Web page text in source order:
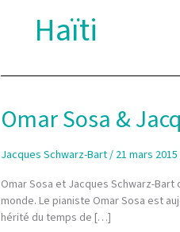
Haïti
Omar Sosa &
Jacques Schwarz-Bart/ 21 mars 2015
Omar Sosa et Jacques Schwarz-
monde. Le pianiste Omar Sosa est
hérité du temps de […]